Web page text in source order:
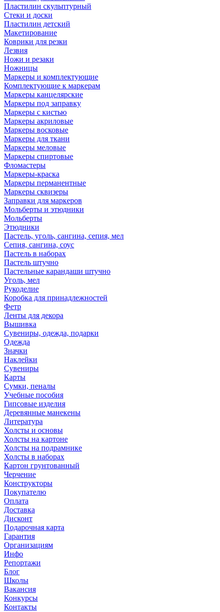
Пластилин скульптурный
Стеки и доски
Пластилин детский
Макетирование
Коврики для резки
Лезвия
Ножи и резаки
Ножницы
Маркеры и комплектующие
Комплектующие к маркерам
Маркеры канцелярские
Маркеры под заправку
Маркеры с кистью
Маркеры акриловые
Маркеры восковые
Маркеры для ткани
Маркеры меловые
Маркеры спиртовые
Фломастеры
Маркеры-краска
Маркеры перманентные
Маркеры сквизеры
Заправки для маркеров
Мольберты и этюдники
Мольберты
Этюдники
Пастель, уголь, сангина, сепия, мел
Сепия, сангина, соус
Пастель в наборах
Пастель штучно
Пастельные карандаши штучно
Уголь, мел
Рукоделие
Коробка для принадлежностей
Фетр
Ленты для декора
Вышивка
Сувениры, одежда, подарки
Одежда
Значки
Наклейки
Сувениры
Карты
Сумки, пеналы
Учебные пособия
Гипсовые изделия
Деревянные манекены
Литература
Холсты и основы
Холсты на картоне
Холсты на подрамнике
Холсты в наборах
Картон грунтованный
Черчение
Конструкторы
Покупателю
Оплата
Доставка
Дисконт
Подарочная карта
Гарантия
Организациям
Инфо
Репортажи
Блог
Школы
Вакансия
Конкурсы
Контакты